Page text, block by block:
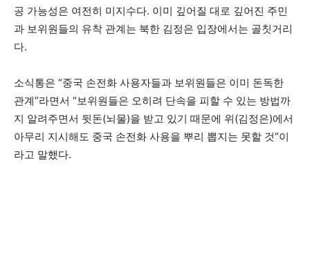
공 가능성은 여전히 미지수다. 이미 깊어질 대로 깊어진 주민
과 보위원들의 유착 관계는 북한 김정은 입장에서는 골칫거리
다.
소식통은 “중국 손전화 사용자들과 보위원들은 이미 돈독한
관계”라면서 “보위원들은 오히려 단속을 피할 수 있는 방법까
지 알려주면서 뒷돈(뇌물)을 받고 있기 때문에 위(김정은)에서
아무리 지시해도 중국 손전화 사용을 뿌리 뽑지는 못할 것”이
라고 말했다.